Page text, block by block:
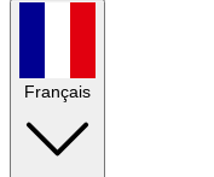
Français